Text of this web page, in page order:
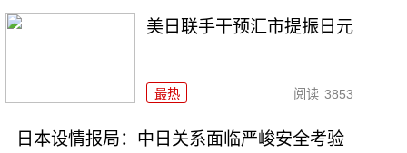
美日联手干预汇市提振日元
最热 阅读 3853
日本设情报局：中日关系面临严峻安全考验